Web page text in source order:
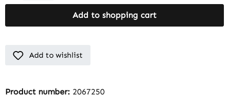
Add to shopping cart
Add to wishlist
Product number: 2067250